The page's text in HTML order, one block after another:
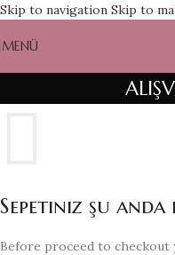
Skip to navigation Skip to
MENÜ
Sepetiniz şu anda
Before proceed to checkout